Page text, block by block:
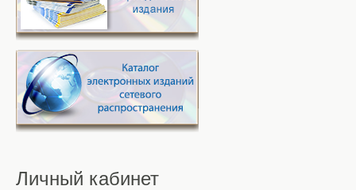
Личный кабинет